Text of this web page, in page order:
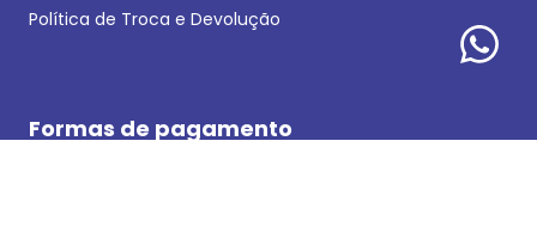
Política de Troca e Devolução
Formas de pagamento